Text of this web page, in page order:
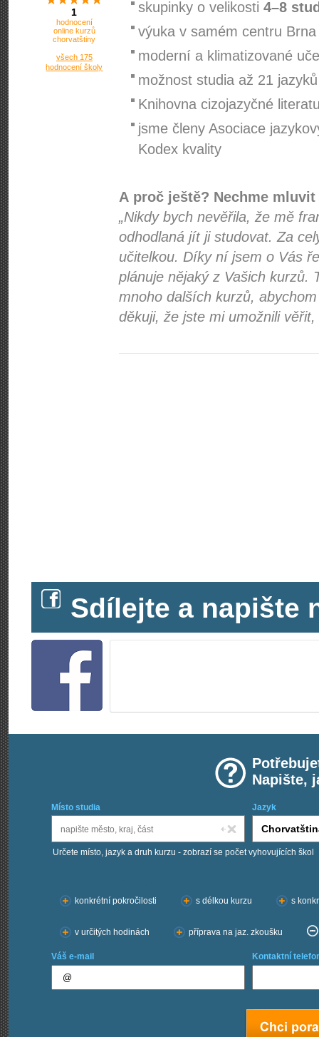
1
hodnocení
online kurzů
chorvatštiny
všech 175
hodnocení školy
skupinky o velikosti 4–8
výuka v samém centru
moderní a klimatizované
možnost studia až 21 jazyků
Knihovna cizojazyčné
jsme členy Asociace
Kodex kvality
A proč ještě? Nechme
„Nikdy bych nevěřila, že mě
odhodlaná jít ji studovat. Za
učitelkou. Díky ní jsem o Vás
plánuje nějaký z Vašich kurzů.
mnoho dalších kurzů,
děkuji, že jste mi umožnili
Sdílejte a napište
Napište,
Místo studia Jazyk
Určete místo, jazyk a druh kurzu - zobrazí se počet vyhovujících škol
konkrétní pokročilosti
s délkou kurzu s
v určitých hodinách příprava na jaz. zkoušku
Váš e-mail Kontaktní